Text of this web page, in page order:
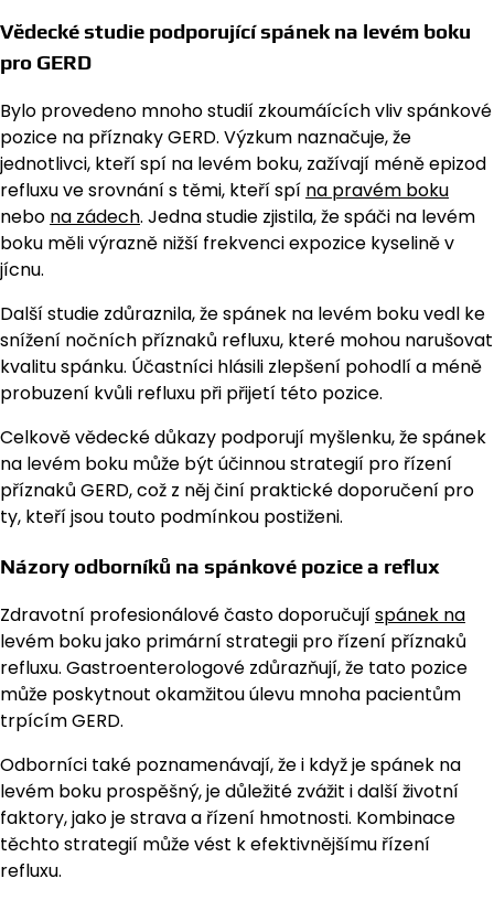
Vědecké studie podporující spánek na levém boku
pro GERD
Bylo provedeno mnoho studií zkoumáících vliv spánkové
pozice na příznaky GERD. Výzkum naznačuje, že
jednotlivci, kteří spí na levém boku, zažívají méně epizod
refluxu ve srovnání s těmi, kteří spí na pravém boku
nebo na zádech. Jedna studie zjistila, že spáči na levém
boku měli výrazně nižší frekvenci expozice kyselině v
jícnu.
Další studie zdůraznila, že spánek na levém boku vedl ke
snížení nočních příznaků refluxu, které mohou narušovat
kvalitu spánku. Účastníci hlásili zlepšení pohodlí a méně
probuzení kvůli refluxu při přijetí této pozice.
Celkově vědecké důkazy podporují myšlenku, že spánek
na levém boku může být účinnou strategií pro řízení
příznaků GERD, což z něj činí praktické doporučení pro
ty, kteří jsou touto podmínkou postiženi.
Názory odborníků na spánkové pozice a reflux
Zdravotní profesionálové často doporučujíspánek na
levém boku jako primární strategii pro řízení příznaků
refluxu. Gastroenterologové zdůrazňují, že tato pozice
může poskytnout okamžitou úlevu mnoha pacientům
trpícím GERD.
Odborníci také poznamenávají, že i když je spánek na
levém boku prospěšný, je důležité zvážit i další životní
faktory, jako je strava a řízení hmotnosti. Kombinace
těchto strategií může vést k efektivnějšímu řízení
refluxu.